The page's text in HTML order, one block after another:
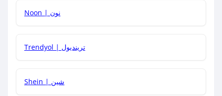
كم مدة صلاحية كود الخصم؟
Noon | نون
Trendyol | ترينديول
Shein | شين